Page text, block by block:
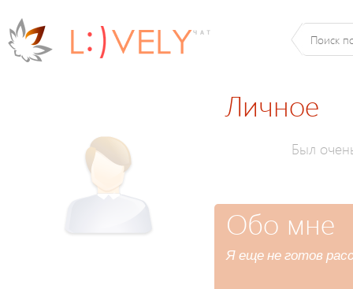
Личное
Был
Обо мне
Я еще не готов